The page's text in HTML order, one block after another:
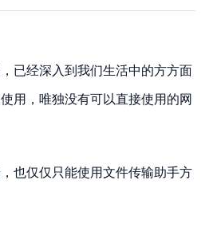
已经深入到我们生活中的方方面
用，唯独没有可以直接使用的网
也仅仅只能使用文件传输助手方